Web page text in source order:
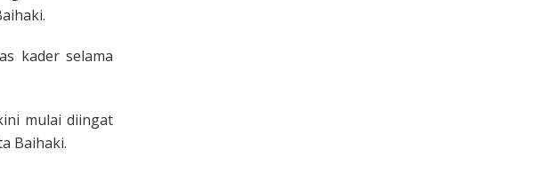
kader selama
mulai diingat
Baihaki.